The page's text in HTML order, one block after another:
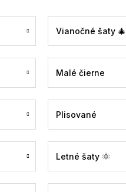
Vianočné šaty 🎄
Malé čierne
Plisované
Letné šaty 🌞